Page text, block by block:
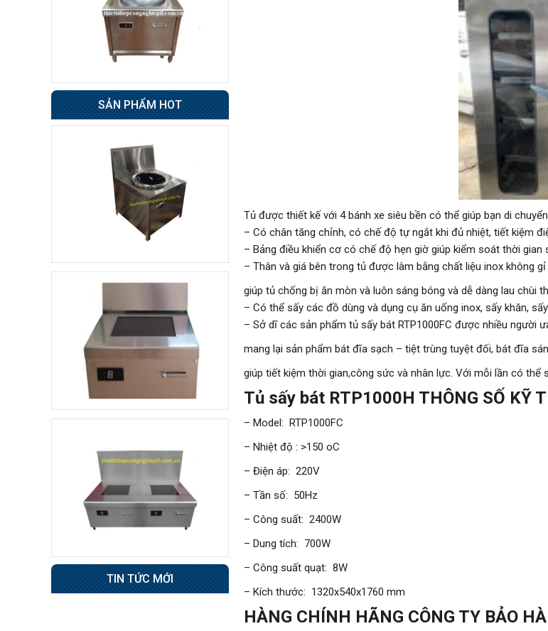
Tủ được thiết kế với 4 bánh xe siêu bền có thể giúp bạn di
– Có chân tăng chỉnh, có chế độ tự ngắt khi đủ nhiệt, tiết kiệm
– Bảng điều khiển cơ có chế độ hẹn giờ giúp kiểm soát thời gian
– Thân và giá bên trong tủ được làm bằng chất liệu inox không
giúp tủ chống bị ăn mòn và luôn sáng bóng và dễ dàng lau chùi
– Có thể sấy các đồ dùng và dụng cụ ăn uống inox, sấy khăn, sấy
– Sở dĩ các sản phẩm tủ sấy bát RTP1000FC được nhiều người
mang lại sản phẩm bát đĩa sạch – tiệt trùng tuyệt đối, bát đĩa
giúp tiết kiệm thời gian,công sức và nhân lực. Với mỗi lần có thể
Tủ sấy bát RTP1000H THÔNG SỐ KỸ
– Model: RTP1000FC
– Nhiệt độ : >150 oC
– Điện áp: 220V
– Tần số: 50Hz
– Công suất: 2400W
– Dung tích: 700W
– Công suất quạt: 8W
– Kích thước: 1320x540x1760 mm
HÀNG CHÍNH HÃNG CÔNG TY BẢO
dụng
Tủ nửa đông nửa mát
4 cánh BERJAYA
48.500.000 đ
Không áp
dụng
Xe đẩy hàng inox 1
tầng
4.800.000 đ
3.500.000 đ
Không áp
8.900.000 đ
Còn hàng
Khay ăn Inox
79.000 đ
Máy sấy hoa quả
25.500.000 đ
23.000.000 đ
Không áp
Còn hàng
Tủ sấy bát
RTP1000FC
SẢN PHẨM HOT
TIN TỨC MỚI